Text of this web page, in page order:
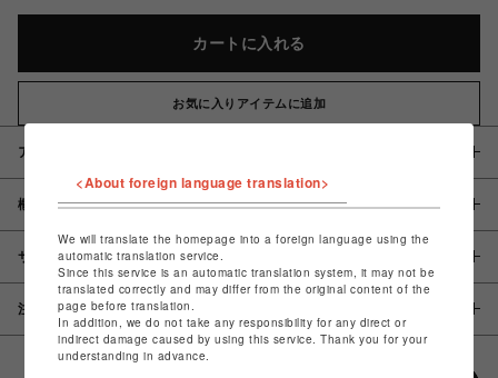
カートに入れる
お気に入りアイテムに追加
アイテム説明 / 素材
概要
サイズ
注意事項
<About foreign language translation>
We will translate the homepage into a foreign language using the
automatic translation service.
Since this service is an automatic translation system, it may not be
translated correctly and may differ from the original content of the
page before translation.
In addition, we do not take any responsibility for any direct or
indirect damage caused by using this service. Thank you for your
understanding in advance.